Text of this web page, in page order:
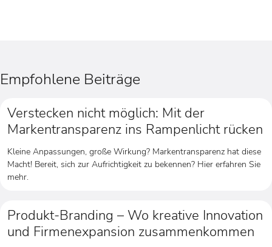
Empfohlene Beiträge
Verstecken nicht möglich: Mit der
Markentransparenz ins Rampenlicht rücken
Kleine Anpassungen, große Wirkung? Markentransparenz hat diese
Macht! Bereit, sich zur Aufrichtigkeit zu bekennen? Hier erfahren Sie
mehr.
Produkt-Branding – Wo kreative Innovation
und Firmenexpansion zusammenkommen